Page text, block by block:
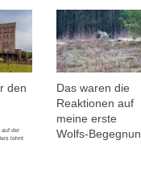
den
der
lohnt
Das waren die
Reaktionen auf
meine erste
Wolfs-